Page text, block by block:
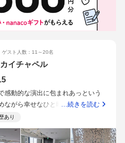
が、食べやすく軽かったのでよか
人でもくどくならずに食べれます
た瞬間場所が見えました。高層階
に答えてくださりました。交渉
雰囲気でした。駅から近く、すぐ
層階で見渡しが綺麗でした実際
らう方がイメージが湧くと思い
ったです。おもてなしもよく、質
湧きやすいです駅から近く、新幹
テルで宿泊もできるところ。チャ
ゲスト人数：11～20名
イチャペル
感動的な演出に包まれあっという
ながら幸せなひと時でした。少人
た。テーブルコーディネートは落
ネイビーのテーブルクロス、バラ
ー。天候に恵まれ抜群のロケーシ
…続きを読む
あり